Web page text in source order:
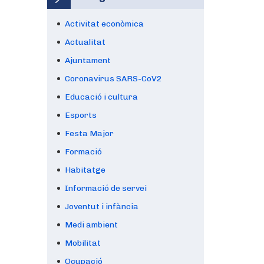
Activitat econòmica
Actualitat
Ajuntament
Coronavirus SARS-CoV2
Educació i cultura
Esports
Festa Major
Formació
Habitatge
Informació de servei
Joventut i infància
Medi ambient
Mobilitat
Ocupació